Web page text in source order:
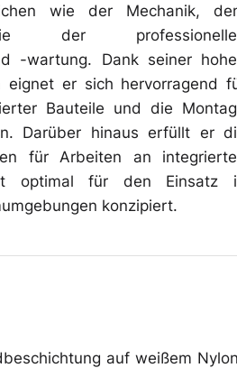
wie der Mechanik,
der
-wartung. Dank seiner
eignet er sich hervorragend
Bauteile und die
Darüber hinaus erfüllt er
für Arbeiten an
optimal für den Einsatz
konzipiert.
auf weißem